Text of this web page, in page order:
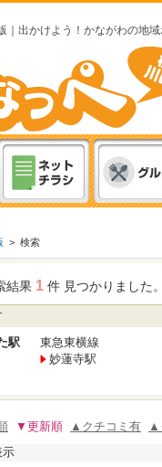
｜出かけよう！かながわの地域
> 検索
結果 1 件 見つかりました。
駅
東急東横線
妙蓮寺駅
▼更新順 ▲クチコミ有 ▲
示